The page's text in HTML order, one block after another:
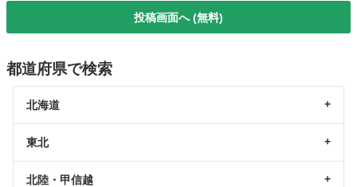
投稿画面へ (無料)
都道府県で検索
北海道
東北
北陸・甲信越